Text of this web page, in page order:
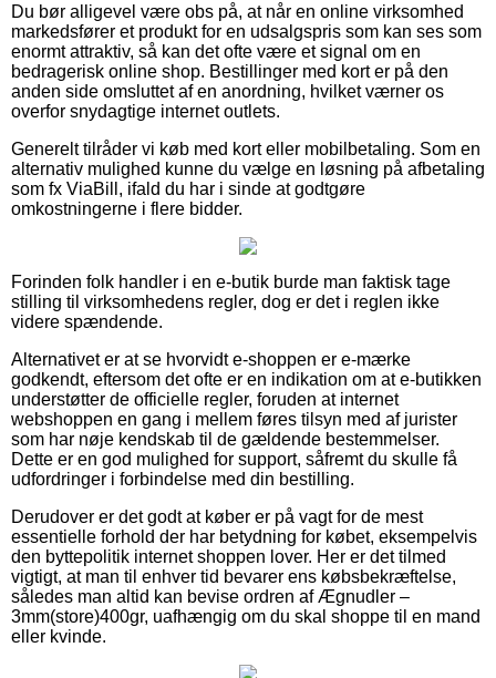
Du bør alligevel være obs på, at når en online virksomhed
markedsfører et produkt for en udsalgspris som kan ses som
enormt attraktiv, så kan det ofte være et signal om en
bedragerisk online shop. Bestillinger med kort er på den
anden side omsluttet af en anordning, hvilket værner os
overfor snydagtige internet outlets.
Generelt tilråder vi køb med kort eller mobilbetaling. Som en
alternativ mulighed kunne du vælge en løsning på afbetaling
som fx ViaBill, ifald du har i sinde at godtgøre
omkostningerne i flere bidder.
Forinden folk handler i en e-butik burde man faktisk tage
stilling til virksomhedens regler, dog er det i reglen ikke
videre spændende.
Alternativet er at se hvorvidt e-shoppen er e-mærke
godkendt, eftersom det ofte er en indikation om at e-butikken
understøtter de officielle regler, foruden at internet
webshoppen en gang i mellem føres tilsyn med af jurister
som har nøje kendskab til de gældende bestemmelser.
Dette er en god mulighed for support, såfremt du skulle få
udfordringer i forbindelse med din bestilling.
Derudover er det godt at køber er på vagt for de mest
essentielle forhold der har betydning for købet, eksempelvis
den byttepolitik internet shoppen lover. Her er det tilmed
vigtigt, at man til enhver tid bevarer ens købsbekræftelse,
således man altid kan bevise ordren af Ægnudler –
3mm(store)400gr, uafhængig om du skal shoppe til en mand
eller kvinde.